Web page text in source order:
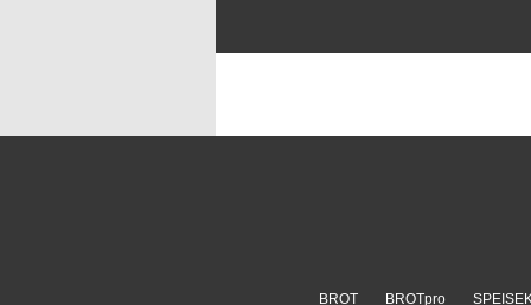
BROT BROTpro